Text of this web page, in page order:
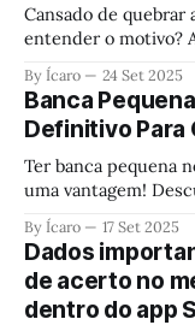
Cansado de quebrar
entender o motivo?
erros fatais em sua
destroem seu lucro
aprenda a blindar
By Ícaro 24 Set 2025
Banca
Definitivo Para
Ter banca pequena
uma vantagem!
ser o melhor
crescer sem pressa.
aprenda a
By Ícaro 17 Set 2025
Dados
de acerto no
dentro do app